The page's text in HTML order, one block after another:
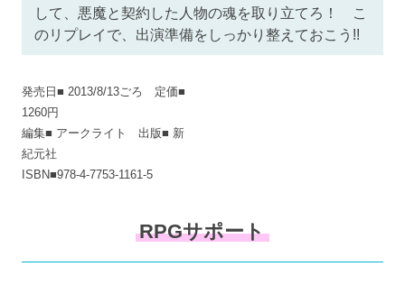
して、悪魔と契約した人物の魂を取り立てろ！ こ
のリプレイで、出演準備をしっかり整えておこう!!
発売日■ 2013/8/13ごろ 定価■
1260円
編集■ アークライト 出版■ 新
紀元社
ISBN■978-4-7753-1161-5
RPGサポート